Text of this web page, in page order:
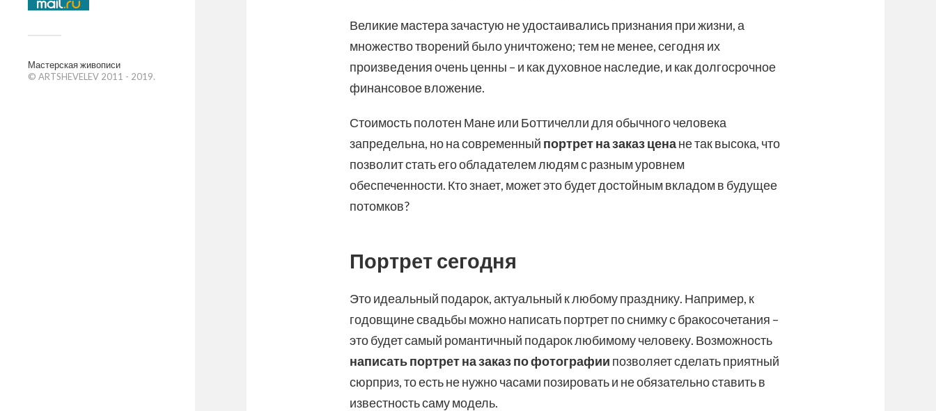
Мастерская живописи
© ARTSHEVELEV 2011 - 2019.
Великие мастера зачастую не удостаивались признания при жизни, а
множество творений было уничтожено; тем не менее, сегодня их
произведения очень ценны – и как духовное наследие, и как долгосрочное
финансовое вложение.
Стоимость полотен Мане или Боттичелли для обычного человека
запредельна, но на современный портрет на заказ ценане так высока, что
позволит стать его обладателем людям с разным уровнем
обеспеченности. Кто знает, может это будет достойным вкладом в будущее
потомков?
Портрет сегодня
Это идеальный подарок, актуальный к любому празднику. Например, к
годовщине свадьбы можно написать портрет по снимку с бракосочетания –
это будет самый романтичный подарок любимому человеку. Возможность
написать портрет на заказ по фотографии позволяет сделать приятный
сюрприз, то есть не нужно часами позировать и не обязательно ставить в
известность саму модель.